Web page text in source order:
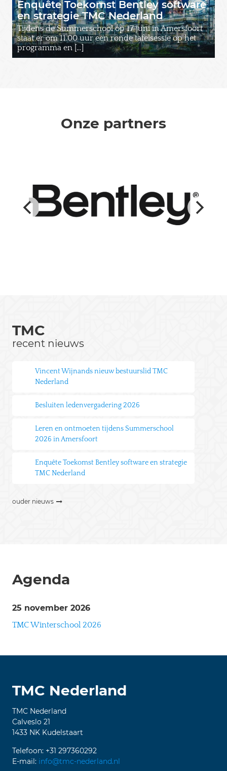
Enquête Toekomst Bentley software
en strategie TMC Nederland
Tijdens de Summerschool op 17 juni in Amersfoort
staat er om 11.00 uur een ronde tafelsessie op het
programma en […]
Onze partners
TMC
recent nieuws
Vincent Wijnands nieuw bestuurslid TMC
Nederland
Besluiten ledenvergadering 2026
Leren en ontmoeten tijdens Summerschool
2026 in Amersfoort
Enquête Toekomst Bentley software en strategie
TMC Nederland
ouder nieuws
Agenda
25 november 2026
TMC Winterschool 2026
TMC Nederland
TMC Nederland
Calveslo 21
1433 NK Kudelstaart
Telefoon: +31 297360292
E-mail: info@tmc-nederland.nl